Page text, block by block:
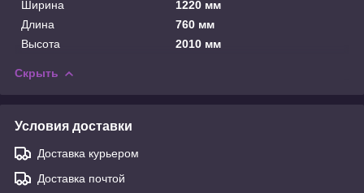
Ширина
1220 мм
Длина
760 мм
Высота
2010 мм
Скрыть
Условия доставки
Доставка курьером
Доставка почтой